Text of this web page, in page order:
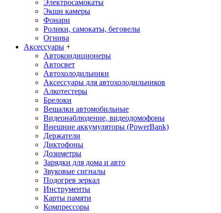
Электросамокаты
Экшн камеры
Фонари
Ролики, самокаты, беговелы
Огнива
Аксессуары +
Автокондиционеры
Aвтосвет
Автохолодильники
Аксессуары для автохолодильников
Алкотестеры
Брелоки
Вешалки автомобильные
Видеонаблюдение, видеодомофоны
Внешние аккумуляторы (PowerBank)
Держатели
Диктофоны
Дозиметры
Зарядки для дома и авто
Звуковые сигналы
Подогрев зеркал
Инструменты
Карты памяти
Компрессоры